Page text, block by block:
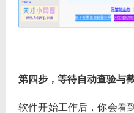
第四步，等待自动查验与
软件开始工作后，你会看